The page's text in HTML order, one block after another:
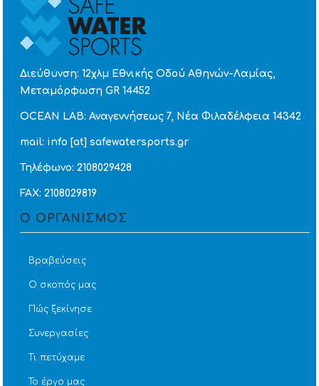
Διεύθυνση: 12χλμ Εθνικής Οδού Αθηνών-Λαμίας,
Μεταμόρφωση GR 14452
OCEAN LAB: Αναγεννήσεως 7, Νέα Φιλαδέλφεια 14342
mail: info [at] safewatersports.gr
Τηλέφωνο: 2108029428
FAX: 2108029819
Ο ΟΡΓΑΝΙΣΜΟΣ
Βραβεύσεις
Ο σκοπός μας
Πώς ξεκίνησε
Συνεργασίες
Τι πετύχαμε
Το έργο μας